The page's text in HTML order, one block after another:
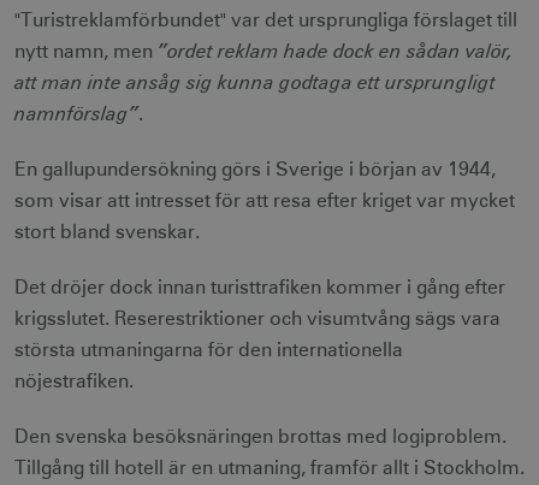
"Turistreklamförbundet" var det ursprungliga förslaget till
nytt namn, men ”ordet reklam hade dock en sådan valör,
att man inte ansåg sig kunna godtaga ett ursprungligt
namnförslag”.
En gallupundersökning görs i Sverige i början av 1944,
som visar att intresset för att resa efter kriget var mycket
stort bland svenskar.
Det dröjer dock innan turisttrafiken kommer i gång efter
krigsslutet. Reserestriktioner och visumtvång sägs vara
största utmaningarna för den internationella
nöjestrafiken.
Den svenska besöksnäringen brottas med logiproblem.
Tillgång till hotell är en utmaning, framför allt i Stockholm.